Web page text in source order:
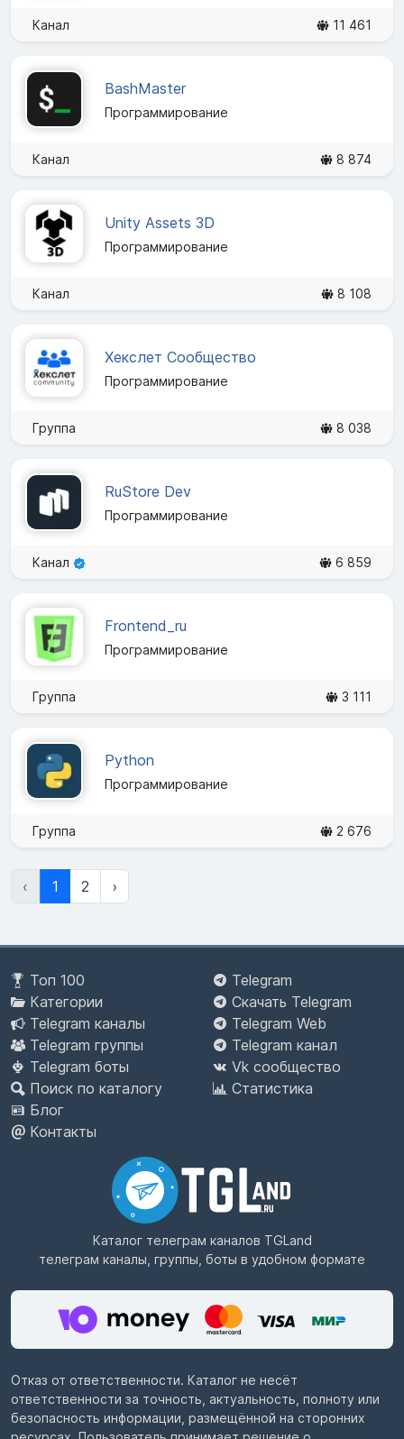
Канал 11 461
BashMaster
Программирование
Канал 8 874
Unity Assets 3D
Программирование
Канал 8 108
Хекслет Сообщество
Программирование
Группа 8 038
RuStore Dev
Программирование
Канал 6 859
Frontend_ru
Программирование
Группа 3 111
Python
Программирование
Группа 2 676
‹ 1 2 ›
Топ 100
Категории
Telegram каналы
Telegram группы
Telegram боты
Поиск по каталогу
Блог
Контакты
Telegram
Скачать Telegram
Telegram Web
Telegram канал
Vk сообщество
Статистика
Каталог телеграм каналов TGLand
телеграм каналы, группы, боты в удобном формате
Отказ от ответственности. Каталог не несёт
ответственности за точность, актуальность, полноту или
безопасность информации, размещённой на сторонних